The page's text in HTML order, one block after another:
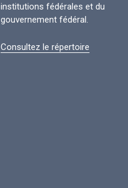
institutions fédérales et du
gouvernement fédéral.
Consultez le répertoire